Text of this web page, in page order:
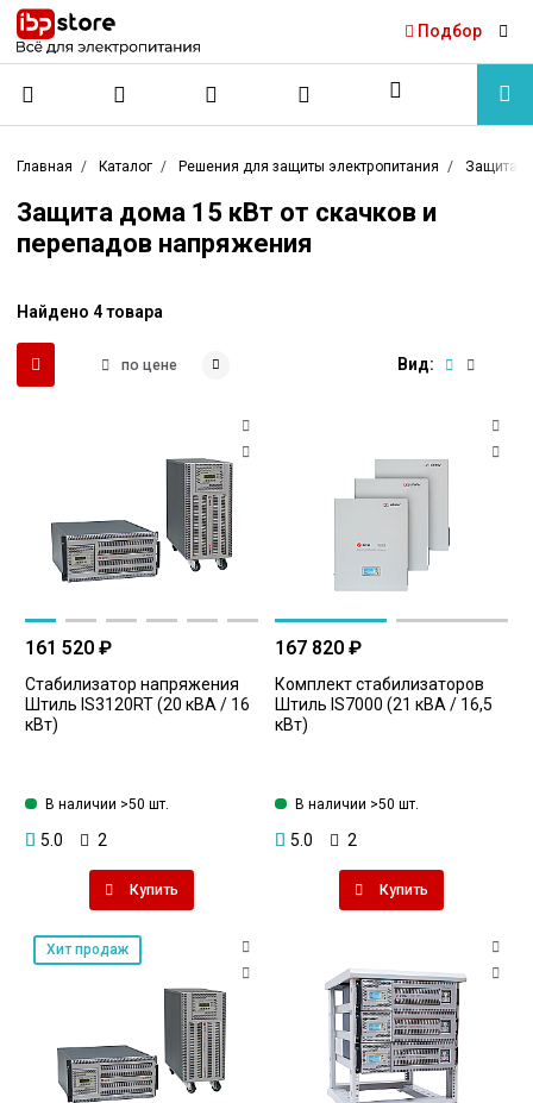
Подбор
Главная Каталог Решения для защиты электропитания Защита
Защита дома 15 кВт от скачков и
перепадов напряжения
Найдено 4 товара
по цене Вид:
161 520 ₽
Стабилизатор напряжения
Штиль IS3120RT (20 кВА / 16
кВт)
В наличии >50 шт.
5.0 2
Купить
167 820 ₽
Комплект стабилизаторов
Штиль IS7000 (21 кВА / 16,5
кВт)
В наличии >50 шт.
5.0 2
Купить
Хит продаж